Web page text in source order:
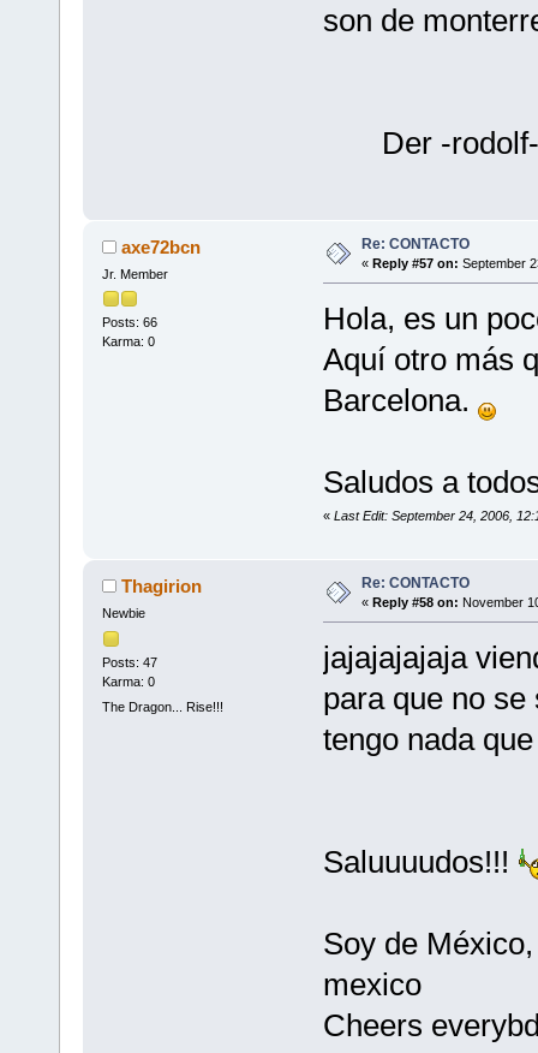
son de
Der -rodolf-
axe72bcn
Jr. Member
Posts: 66
Karma: 0
Re: CONTACTO
« Reply #57 on: September
Hola, es un
Aquí otro más
Barcelona.
Saludos a
« Last Edit: September 24, 2006,
Thagirion
Newbie
Posts: 47
Karma: 0
The Dragon... Rise!!!
Re: CONTACTO
« Reply #58 on: November
jajajajajaja
para que no se
tengo nada
Saluuuudos!!!
Soy de
mexico
Cheers